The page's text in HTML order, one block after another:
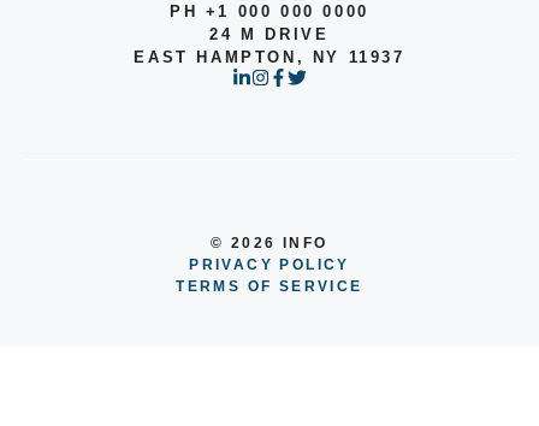
PH +1 000 000 0000
24 M DRIVE
EAST HAMPTON, NY 11937
© 2026 INFO
PRIVACY POLICY
TERMS OF SERVICE